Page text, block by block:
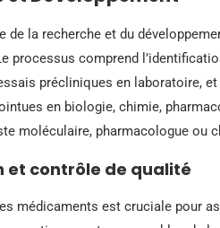
de la recherche et du
processus comprend
précliniques en laboratoire,
en biologie, chimie,
moléculaire, pharmacologue ou
et contrôle de qualité
médicaments est cruciale pour